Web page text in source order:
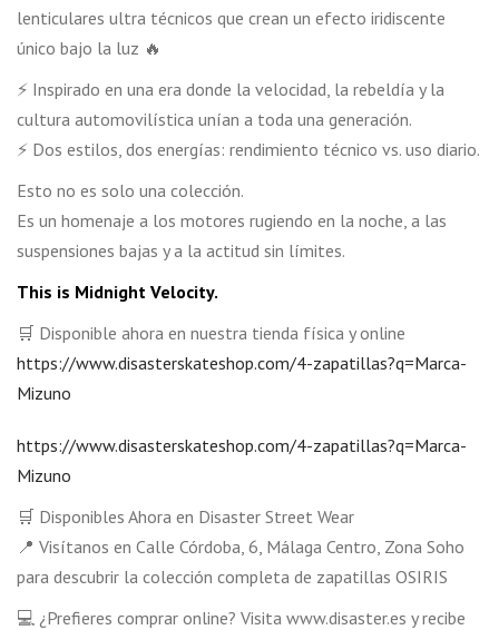
lenticulares ultra técnicos que crean un efecto iridiscente
único bajo la luz 🔥
⚡ Inspirado en una era donde la velocidad, la rebeldía y la
cultura automovilística unían a toda una generación.
⚡ Dos estilos, dos energías: rendimiento técnico vs. uso diario.
Esto no es solo una colección.
Es un homenaje a los motores rugiendo en la noche, a las
suspensiones bajas y a la actitud sin límites.
This is Midnight Velocity.
🛒 Disponible ahora en nuestra tienda física y online
https://www.disasterskateshop.com/4-zapatillas?q=Marca-
Mizuno
https://www.disasterskateshop.com/4-zapatillas?q=Marca-
Mizuno
🛒 Disponibles Ahora en Disaster Street Wear
📍 Visítanos en Calle Córdoba, 6, Málaga Centro, Zona Soho
para descubrir la colección completa de zapatillas OSIRIS
💻 ¿Prefieres comprar online? Visita www.disaster.es y recibe